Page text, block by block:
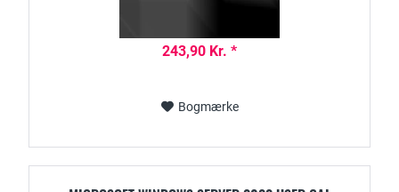
243,90 Kr. *
Bogmærke